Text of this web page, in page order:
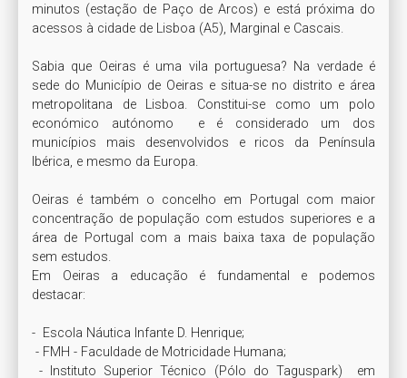
minutos (estação de Paço de Arcos) e está próxima do
acessos à cidade de Lisboa (A5), Marginal e Cascais.
Sabia que Oeiras é uma vila portuguesa? Na verdade é
sede do Município de Oeiras e situa-se no distrito e área
metropolitana de Lisboa. Constitui-se como um polo
económico autónomo  e é considerado um dos
municípios mais desenvolvidos e ricos da Península
Ibérica, e mesmo da Europa.
Oeiras é também o concelho em Portugal com maior
concentração de população com estudos superiores e a
área de Portugal com a mais baixa taxa de população
sem estudos.
Em Oeiras a educação é fundamental e podemos
destacar:
-  Escola Náutica Infante D. Henrique;
- Instituto Superior Técnico (Pólo do Taguspark)  em